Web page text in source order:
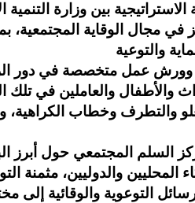
بين وزارة التنمية
في مجال الوقاية المجتمعية،
عمل متخصصة في دور
والأطفال والعاملين في
والتطرف وخطاب الكراهية،
السلم المجتمعي حول أبرز
المحليين والدوليين، مثمنة
التوعوية والوقائية إلى